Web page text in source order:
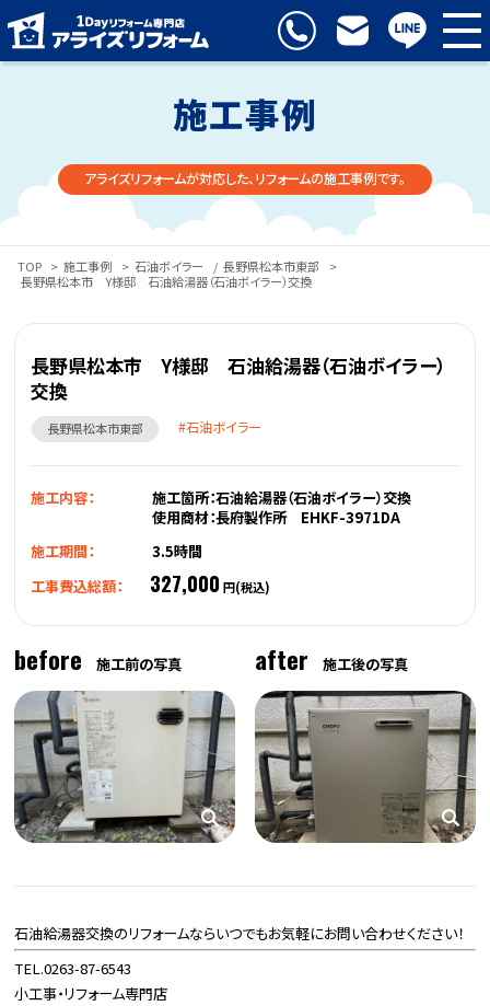
施工事例
アライズリフォームが対応した、リフォームの施工事例です。
TOP > 施工事例 > 石油ボイラー / 長野県松本市東部
>
長野県松本市 Y様邸 石油給湯器（石油ボイラー）交換
長野県松本市 Y様邸 石油給湯器（石油ボイラー）
交換
長野県松本市東部 石油ボイラー
施工内容：
施工箇所：石油給湯器（石油ボイラー）交換
使用商材：長府製作所 EHKF-3971DA
施工期間：
3.5時間
工事費込総額：
327,000 円(税込)
before 施工前の写真 after 施工後の写真
石油給湯器交換のリフォームならいつでもお気軽にお問い合わせください！
TEL.0263-87-6543
小工事・リフォーム専門店